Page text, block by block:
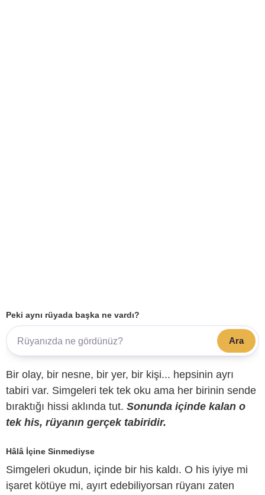
Peki aynı rüyada başka ne vardı?
Ara
Bir olay, bir nesne, bir yer, bir kişi... hepsinin ayrı
tabiri var. Simgeleri tek tek oku ama her birinin sende
bıraktığı hissi aklında tut. Sonunda içinde kalan o
tek his, rüyanın gerçek tabiridir.
Hâlâ İçine Sinmediyse
Simgeleri okudun, içinde bir his kaldı. O his iyiye mi
işaret kötüye mi, ayırt edebiliyorsan rüyanı zaten